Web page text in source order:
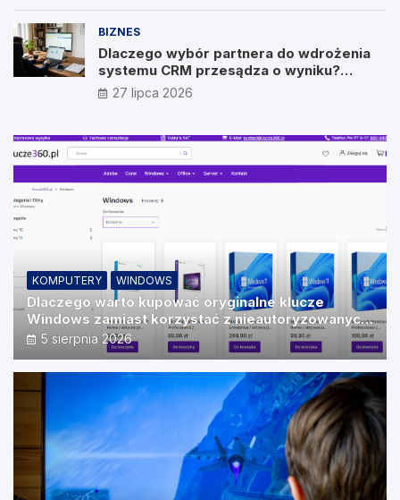
BIZNES
Dlaczego wybór partnera do wdrożenia
systemu CRM przesądza o wyniku?
Wywiad z Pawłem Prymakowskim, CEO IT
Vision
27 lipca 2026
KOMPUTERY WINDOWS
Dlaczego warto kupować oryginalne klucze
Windows zamiast korzystać z nieautoryzowanych
źródeł?
5 sierpnia 2026